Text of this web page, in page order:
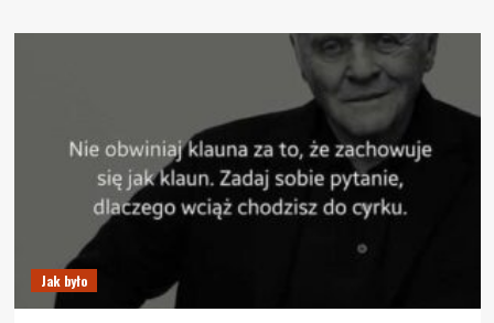
o
RP
Jak było